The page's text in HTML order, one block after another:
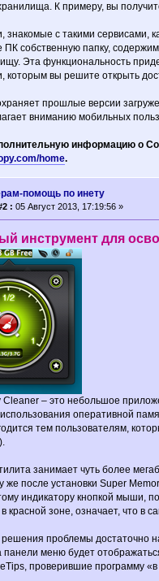
К примеру, вы
знакомые с такими сервисами,
ПК собственную папку,
Эта функциональность
которым вы решите открыть
прошлые версии
вниманию мобильных
информацию о
home.
помощь по инету
: 05 Август 2013, 17:19:56 »
инструмент для
Cleaner – это небольшое
оперативной
тем пользователям,
занимает чуть более
же после установки Super
индикатору кнопкой мыши,
красной зоне, означает, что в
проблемы достаточно
меню будет
проверившие программу